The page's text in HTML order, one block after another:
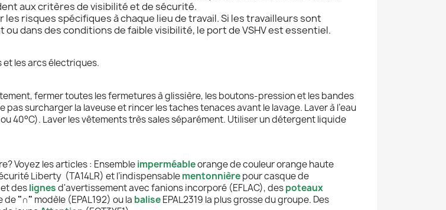
aux critères de visibilité et de sécurité.
les risques spécifiques à chaque lieu de travail. Si les travailleurs sont
dans des conditions de faible visibilité, le port de VSHV est essentiel.
les arcs électriques.
fermer toutes les fermetures à glissière, les boutons-pression et les bandes
surcharger la laveuse et rincer les taches tenaces avant le lavage. Laver à l’eau
40°C). Laver les vêtements très sales séparément. Utiliser un détergent liquide
Voyez les articles : Ensembleimperméableorange de couleur orange haute
Liberty (TA14LR) et l’indispensablementonnièrepour casque de
et deslignesd'avertissementavec fanions incorporé (EFLAC), despoteaux
de"∩" modèle (EPAL192) ou la baliseEPAL2319 la plus grosse du groupe. Des